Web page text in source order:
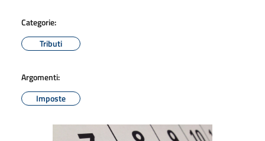
Categorie:
Tributi
Argomenti:
Imposte